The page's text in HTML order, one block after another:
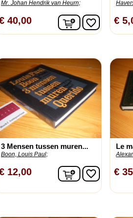
Mr. Johan Hendrik van Heurn;
40,00 Infavorite_border €
3 Mensen tussen muren...
Boon, Louis Paul;
12,00 In winkelwagen
favorite_border
Le
€